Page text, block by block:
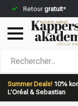
Retourgratuit*
Summer Deals! 10%
L’Oréal & Sebastian
Quelle